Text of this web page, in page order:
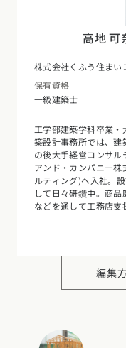
高地 可
株式会社くふう住ま
保有資格
一級建築士
工学部建築学科卒業
築設計事務所では、建
の後大手経営コンサル
アンド・カンパニー
ルティング)へ入社。
して日々研鑽中。商
などを通して工務店支
編集